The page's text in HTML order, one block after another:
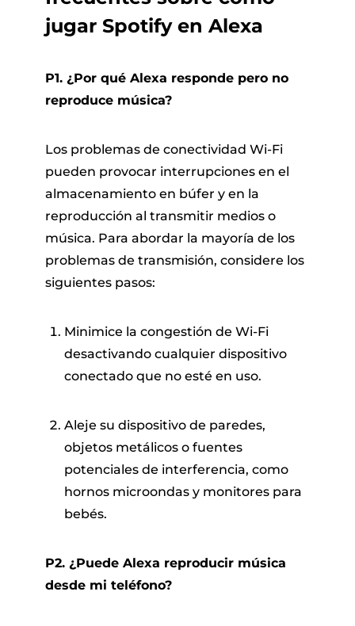
jugar Spotify en Alexa
P1. ¿Por qué Alexa responde pero no
reproduce música?
Los problemas de conectividad Wi-Fi
pueden provocar interrupciones en el
almacenamiento en búfer y en la
reproducción al transmitir medios o
música. Para abordar la mayoría de los
problemas de transmisión, considere los
siguientes pasos:
Minimice la congestión de Wi-Fi
desactivando cualquier dispositivo
conectado que no esté en uso.
Aleje su dispositivo de paredes,
objetos metálicos o fuentes
potenciales de interferencia, como
hornos microondas y monitores para
bebés.
P2. ¿Puede Alexa reproducir música
desde mi teléfono?